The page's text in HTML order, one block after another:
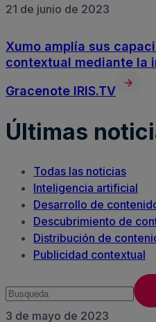
21 de junio de 2023
Xumo amplía sus
contextual mediante la
Gracenote IRIS.TV
Últimas
Todas las noticias
Inteligencia artificial
Desarrollo de
Descubrimiento de
Distribución de
Publicidad contextual
3 de mayo de 2023